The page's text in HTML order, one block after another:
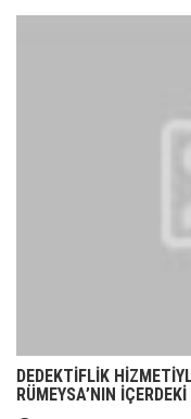
DEDEKTİFLİK
RÜMEYSA’NIN